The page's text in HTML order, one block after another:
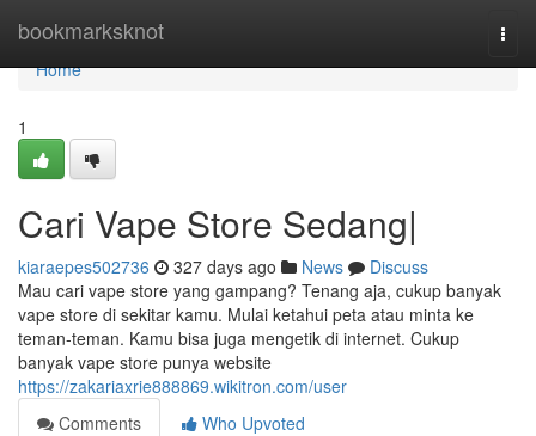
bookmarksknot
Home
Home
1
Cari Vape Store Sedang|
kiaraepes502736 327 days ago News
Discuss
Mau cari vape store yang gampang? Tenang aja, cukup banyak
vape store di sekitar kamu. Mulai ketahui peta atau minta ke
teman-teman. Kamu bisa juga mengetik di internet. Cukup
banyak vape store punya website
https://zakariaxrie888869.wikitron.com/user
Comments
Who Upvoted